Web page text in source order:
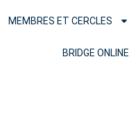
MEMBRES ET CERCLES
BRIDGE ONLINE